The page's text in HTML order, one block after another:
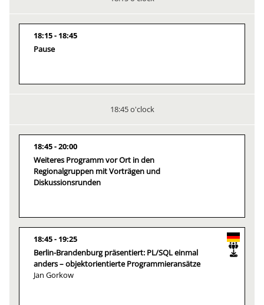
18:15
18:45
Pause
18:45 o'clock
18:45 20:00
Weiteres Programm vor Ort in den
Regionalgruppen mit Vorträgen und
Diskussionsrunden
18:45
19:25
Berlin-Brandenburg präsentiert: PL/SQL einmal
anders – objektorientierte Programmieransätze
Jan Gorkow